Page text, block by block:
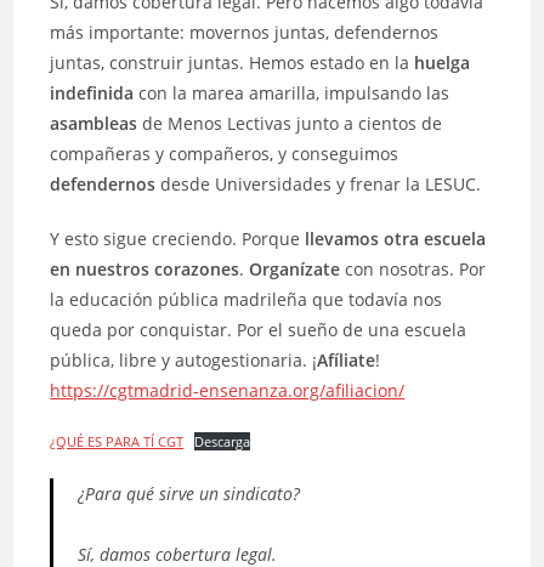
más importante: movernos juntas, defendernos
juntas, construir juntas. Hemos estado en la huelga
indefinida con la marea amarilla, impulsando las
asambleas de Menos Lectivas junto a cientos de
compañeras y compañeros, y conseguimos
defendernos desde Universidades y frenar la LESUC.
Y esto sigue creciendo. Porque llevamos otra escuela
en nuestros corazones.Organízate con nosotras. Por
la educación pública madrileña que todavía nos
queda por conquistar. Por el sueño de una escuela
pública, libre y autogestionaria. ¡Afíliate!
https://cgtmadrid-ensenanza.org/afiliacion/
¿QUÉ ES PARA TÍ CGT Descarga
¿Para qué sirve un sindicato?
Sí, damos cobertura legal.